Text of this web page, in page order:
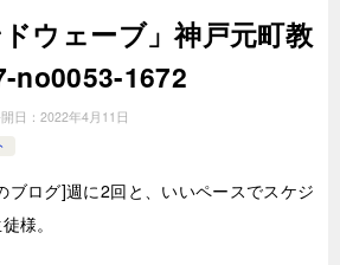
ドウェーブ」神戸元町教
­no0053-­1672
日： 2022年4月11日
ブログ]週に2回と、いいペースでスケジ
様。